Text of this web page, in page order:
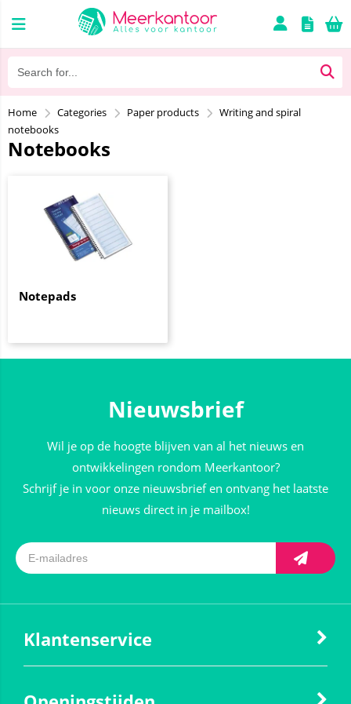
Home Categories Paper products
Writing and spiral
notebooks
Notebooks
Notepads
Nieuwsbrief
Wil je op de hoogte blijven van al het nieuws en
ontwikkelingen rondom Meerkantoor?
Schrijf je in voor onze nieuwsbrief en ontvang het laatste
nieuws direct in je mailbox!
Klantenservice